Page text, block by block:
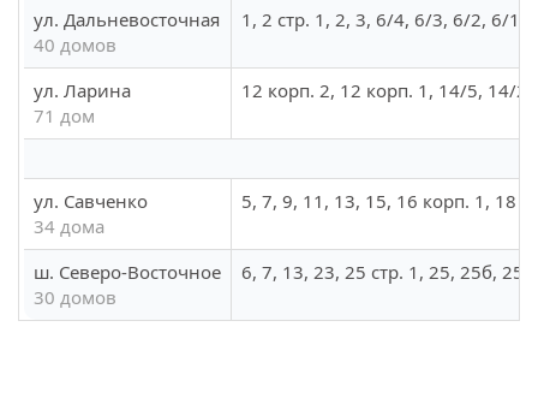
ул. Дальневосточная
40 домов
1, 2 стр. 1, 2, 3, 6/4, 6/3, 6/2, 6/1,
ул. Ларина
71 дом
12 корп. 2, 12 корп. 1, 14/5, 14/
ул. Савченко
34 дома
5, 7, 9, 11, 13, 15, 16 корп. 1, 18
ш. Северо-Восточное
30 домов
6, 7, 13, 23, 25 стр. 1, 25, 25б,